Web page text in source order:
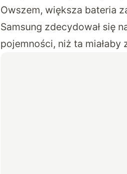
Owszem, większa bateria
Samsung zdecydował się
pojemności, niż ta miałaby